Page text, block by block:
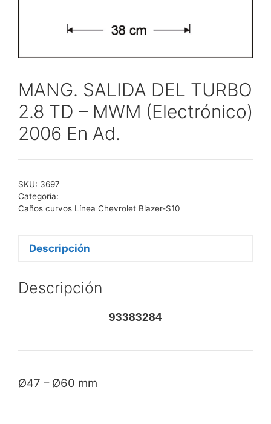
MANG. SALIDA DEL TURBO
2.8 TD – MWM (Electrónico)
2006 En Ad.
SKU: 3697
Categoría:
Caños curvos Línea Chevrolet Blazer-S10
Descripción
Descripción
93383284
Ø47 – Ø60 mm